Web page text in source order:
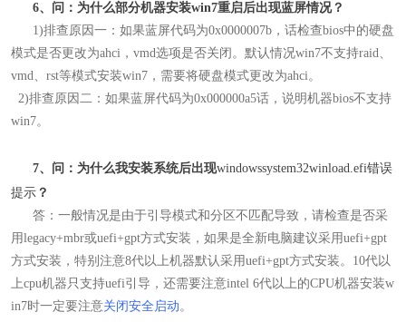
6、问：为什么部分机器安装win7重启后出现蓝屏情况？
1)排查原因一：如果蓝屏代码为0x0000007b，话检查bios中的硬盘
模式是否更改为ahci，vmd选项是否关闭。默认情况win7不支持raid、
vmd、rst等模式安装win7，需要将硬盘模式更改为ahci。
2)排查原因二：如果蓝屏代码为0x000000a5话，说明机器bios不支持
win7。
7、问：为什么我安装系统后出现windowssystem32winload.efi错误
提示 ？
答：一般情况是由于引导模式和分区不匹配导致，请检查是否采
用legacy+mbr或uefi+gpt方式安装，如果是全新电脑建议采用uefi+gpt
方式安装，特别注意8代以上机器默认采用uefi+gpt方式安装。10代以
上cpu机器只支持uefi引导，还需要注意intel 6代以上的CPU机器安装w
in7时一定要注意关闭安全启动。